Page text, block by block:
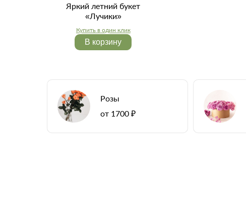
Яркий летний букет
«Лучики»
Купить в один клик
В корзину
Розы
от 1700 ₽